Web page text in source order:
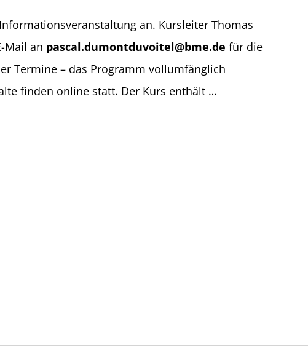
an. Kursleiter Thomas
Mail an pascal.dumontduvoitel@bme.de für die
Termine – das Programm vollumfänglich
finden online statt. Der Kurs enthält …